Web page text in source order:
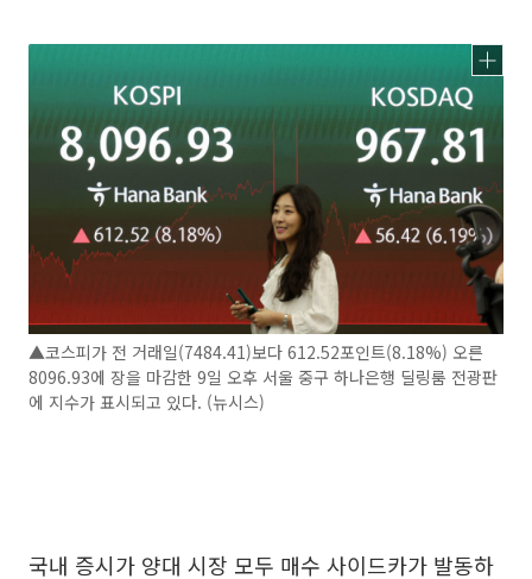
▲코스피가 전 거래일(7484.41)보다 612.52포인트(8.18%) 오른
8096.93에 장을 마감한 9일 오후 서울 중구 하나은행 딜링룸 전광판
에 지수가 표시되고 있다. (뉴시스)
국내 증시가 양대 시장 모두 매수 사이드카가 발동하